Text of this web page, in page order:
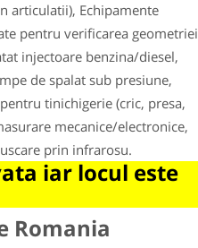
articulatii), Echipamente
pentru verificarea geometriei
injectoare benzina/diesel,
de spalat sub presiune,
tinichigerie (cric, presa,
mecanice/electronice,
prin infrarosu.
iar locul este
Romania